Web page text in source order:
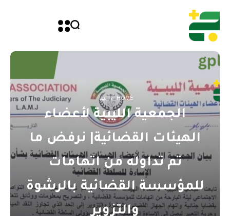
HOME ليبيا
الجمعية الليبية لأعضاء
الهيئات القضائية| نرفض ما
تم تداوله من اتهامات
للمؤسسة القضائية بالرشوة
والتزوير